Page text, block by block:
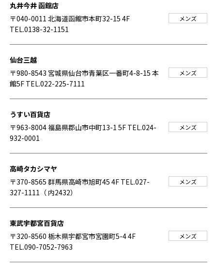
丸井今井 函館店
〒040-0011 北海道函館市本町32-15 4F
TEL.0138-32-1151
メンズ
仙台三越
〒980-8543 宮城県仙台市青葉区一番町4-8-15 本
館5F TEL.022-225-7111
メンズ
うすい百貨店
〒963-8004 福島県郡山市中町13-1 5F TEL.024-
932-0001
メンズ
高崎タカシマヤ
〒370-8565 群馬県高崎市旭町45 4F TEL.027-
327-1111（ 内2432）
メンズ
東武宇都宮百貨店
〒320-8560 栃木県宇都宮市宮園町5-4 4F
TEL.090-7052-7963
メンズ